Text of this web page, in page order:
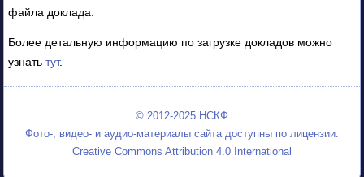
файла доклада.
Более детальную информацию по загрузке докладов можно
узнатьтут.
© 2012-2025 НСКФ
Фото-, видео- и аудио-материалы сайта доступны по лицензии:
Creative Commons Attribution 4.0 International